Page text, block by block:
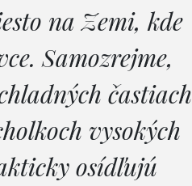
na Zemi, kde
Samozrejme,
častiach
vysokých
osídľujú